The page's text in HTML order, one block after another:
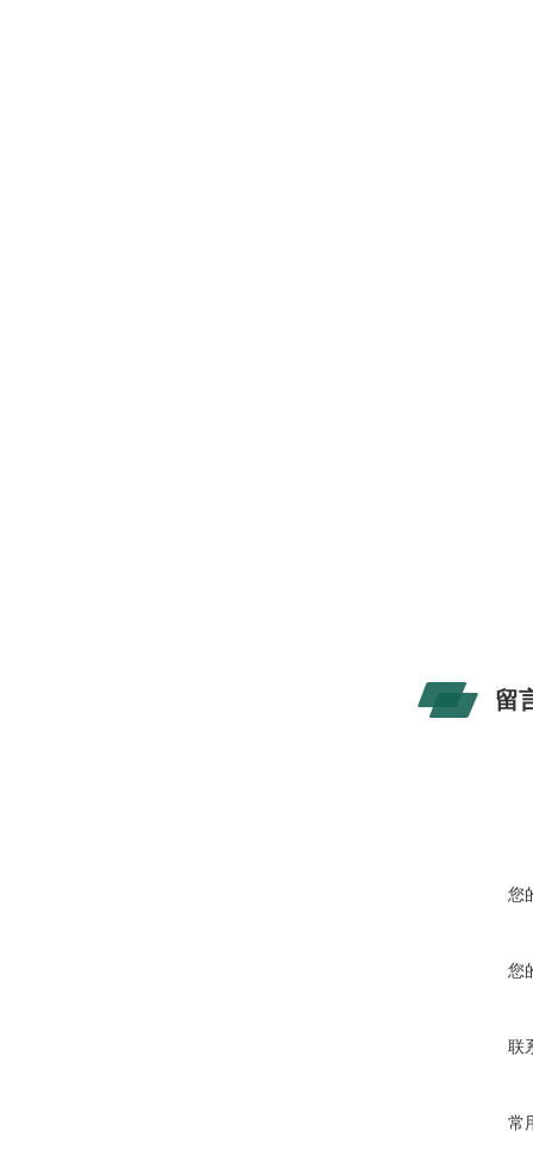
留
您
您
联
常